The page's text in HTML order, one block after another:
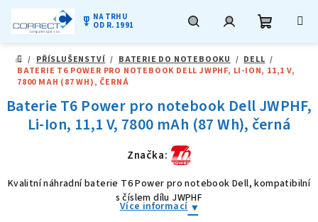
obsah
military_tech NA TRHU
OD R. 1991
DOMŮ
/ PŘÍSLUŠENSTVÍ / BATERIE DO NOTEBOOKU / DELL /
BATERIE T6 POWER PRO NOTEBOOK DELL JWPHF, LI-ION, 11,1 V,
7800 MAH (87 WH), ČERNÁ
Baterie T6 Power pro notebook Dell JWPHF,
Li-Ion, 11,1 V, 7800 mAh (87 Wh), černá
Značka:
Kvalitní náhradní baterie T6 Power pro notebook Dell, kompatibilní
s číslem dílu JWPHF
Více informací